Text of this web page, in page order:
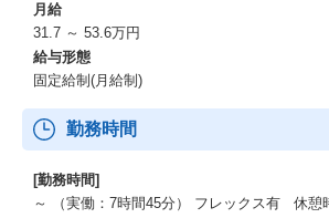
月給
31.7 ～ 53.6万円
給与形態
固定給制(月給制)
勤務時間
[勤務時間]
～ （実働：7時間45分） フレックス有 休憩